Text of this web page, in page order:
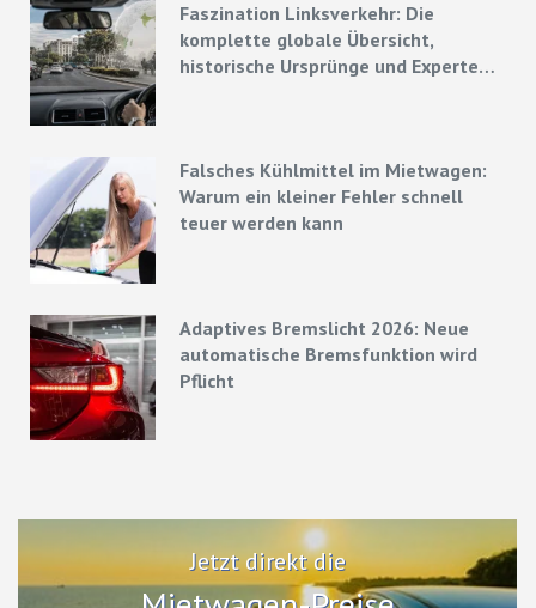
Faszination Linksverkehr: Die
komplette globale Übersicht,
historische Ursprünge und Experten-
Falsches Kühlmittel im Mietwagen:
Warum ein kleiner Fehler schnell
teuer werden kann
Adaptives Bremslicht 2026: Neue
automatische Bremsfunktion wird
Pflicht
Jetzt direkt die